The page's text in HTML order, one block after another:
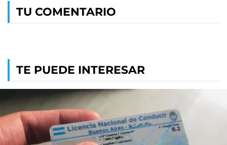
TU COMENTARIO
TE PUEDE INTERESAR